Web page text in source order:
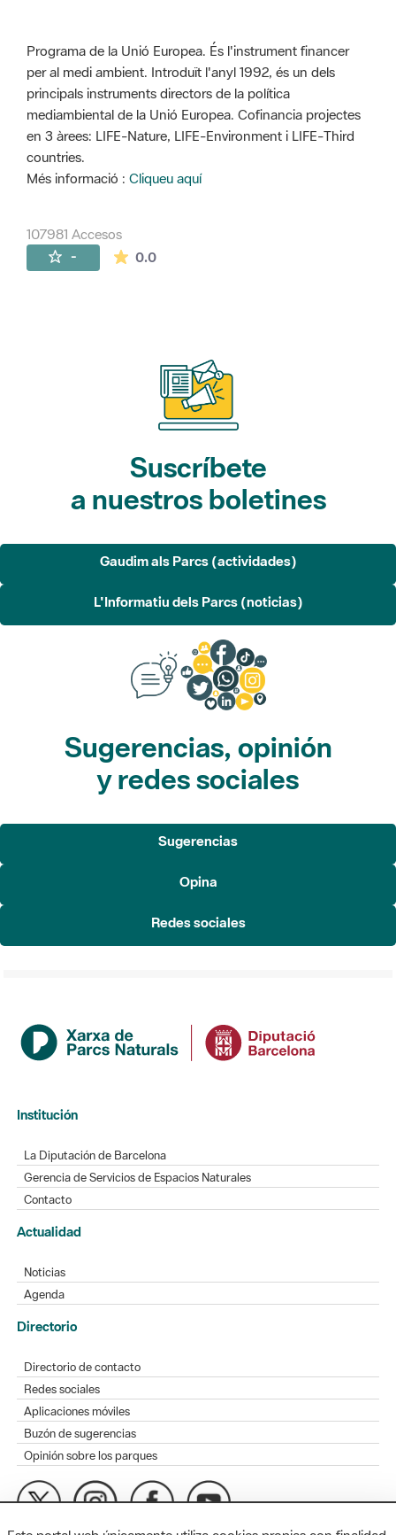
Programa de la Unió Europea. És l'instrument financer
per al medi ambient. Introduït l'anyl 1992, és un dels
principals instruments directors de la política
mediambiental de la Unió Europea. Cofinancia projectes
en 3 àrees: LIFE-Nature, LIFE-Environment i LIFE-Third
countries.
Més informació : Cliqueu aquí
107981 Accesos
- 0.0La valoración media es de 0 estrellas de
Suscríbete
a nuestros boletines
Gaudim als Parcs (actividades)
L'Informatiu dels Parcs (noticias)
Sugerencias, opinión
y redes sociales
Sugerencias
Opina
Redes sociales
Institución
La Diputación de Barcelona
Gerencia de Servicios de Espacios Naturales
Contacto
Actualidad
Noticias
Agenda
Directorio
Directorio de contacto
Redes sociales
Aplicaciones móviles
Buzón de sugerencias
Opinión sobre los parques